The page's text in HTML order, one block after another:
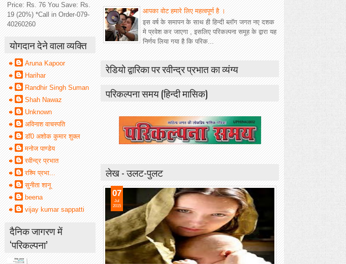
आपका वोट हमारे लिए महत्वपूर्ण है ।
इस वर्ष के समापन के साथ ही हिन्दी ब्लॉग जगत नए दशक
मे प्रवेश कर जाएगा , इसलिए परिकल्पना समूह के द्वारा यह
निर्णय लिया गया है कि परिक...
रेडियो द्वारिका पर रवीन्द्र प्रभात का व्यंग्य
परिकल्पना समय (हिन्दी मासिक)
लेख - उलट-पुलट
07
Jul
2015
Price: Rs. 76 You Save: Rs.
19 (20%) *Call in Order-079-
40260260
योगदान देने वाला व्यक्ति
Aruna Kapoor
Harihar
Randhir Singh Suman
Shah Nawaz
Unknown
अविनाश वाचस्पति
डॉ0 अशोक कुमार शुक्ल
मनोज पाण्डेय
रवीन्द्र प्रभात
रश्मि प्रभा...
सुनीता शानू
beena
vijay kumar sappatti
दैनिक जागरण में
‘परिकल्पना’